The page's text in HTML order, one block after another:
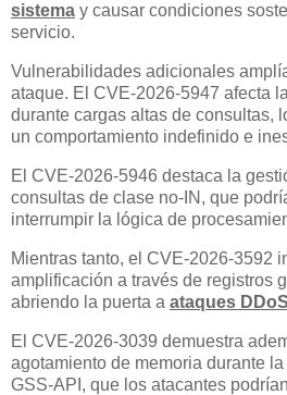
sistema y causar condiciones
servicio.
Vulnerabilidades adicionales
ataque. El CVE-2026-5947 afecta
durante cargas altas de consultas,
un comportamiento indefinido e
El CVE-2026-5946 destaca la
consultas de clase no-IN, que
interrumpir la lógica de
Mientras tanto, el CVE-2026-3592
amplificación a través de registros
abriendo la puerta a ataques DDoS
El CVE-2026-3039 demuestra
agotamiento de memoria durante
GSS-API, que los atacantes